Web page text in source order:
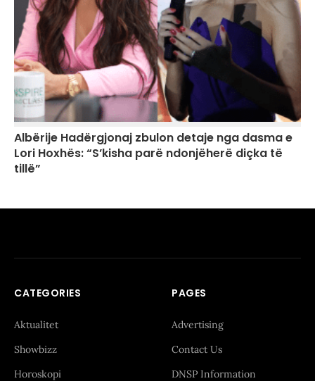
Albërije Hadërgjonaj zbulon detaje nga dasma e
Lori Hoxhës: “S’kisha parë ndonjëherë diçka të
tillë”
CATEGORIES
Aktualitet
Showbizz
Horoskopi
PAGES
Advertising
Contact Us
DNSP Information